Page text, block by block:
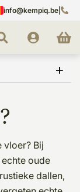
info@kempiq.be
vloer? Bij
oude
dallen,